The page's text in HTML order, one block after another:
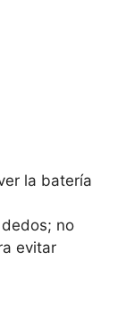
la batería
no
evitar